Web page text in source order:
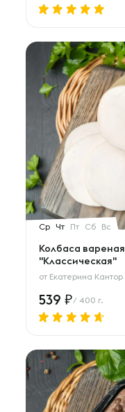
Ср Чт Пт Сб Вс
Колбаса вареная
"Классическая"
от Екатерина Кантор
539 / 400 г.